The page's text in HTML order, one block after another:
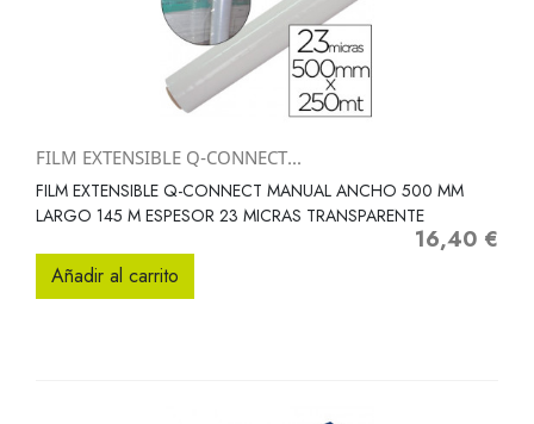
FILM EXTENSIBLE Q-CONNECT...
FILM EXTENSIBLE Q-CONNECT MANUAL ANCHO 500 MM
LARGO 145 M ESPESOR 23 MICRAS TRANSPARENTE
Precio
16,40 €
Añadir al carrito